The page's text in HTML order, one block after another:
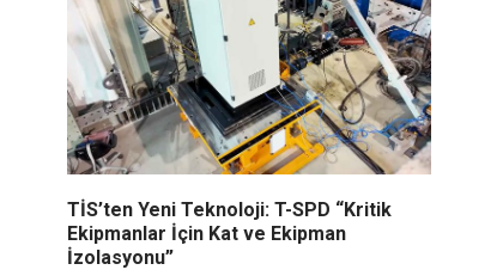
TİS’ten Yeni Teknoloji: T-SPD “Kritik
Ekipmanlar İçin Kat ve Ekipman
İzolasyonu”